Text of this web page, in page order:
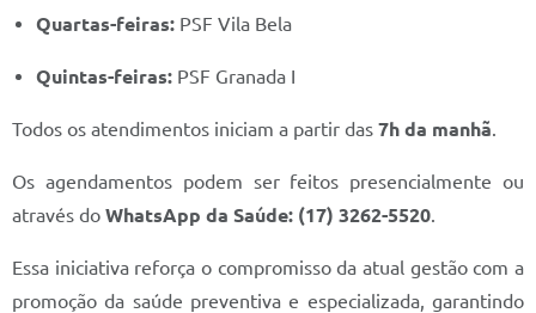
Serviços Online
Quartas-feiras: PSF Vila Bela
Quintas-feiras: PSF Granada I
Todos os atendimentos iniciam a partir das 7h da manhã
Os agendamentos podem ser feitos presencialmente ou
através do WhatsApp da Saúde: (17) 3262-5520
Essa iniciativa reforça o compromisso da atual gestão com a
promoção da saúde preventiva e especializada, garantindo